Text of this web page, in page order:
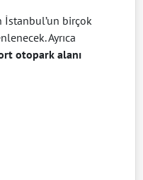
İstanbul’un birçok
Ayrıca
otopark alanı